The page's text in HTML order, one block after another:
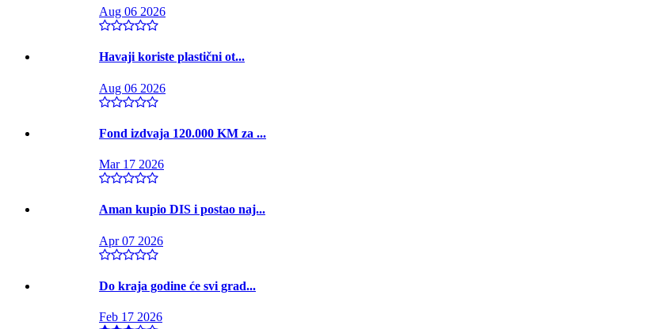
Aug 06 2026
Havaji koriste plastični ot...
Aug 06 2026
Fond izdvaja 120.000 KM za ...
Mar 17 2026
Aman kupio DIS i postao naj...
Apr 07 2026
Do kraja godine će svi grad...
Feb 17 2026